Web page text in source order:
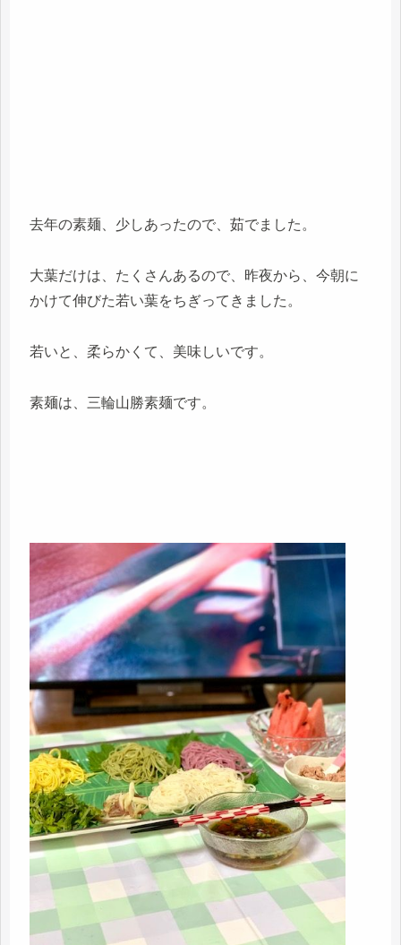
去年の素麺、少しあったので、茹でました。
大葉だけは、たくさんあるので、昨夜から、今朝に
かけて伸びた若い葉をちぎってきました。
若いと、柔らかくて、美味しいです。
素麺は、三輪山勝素麺です。